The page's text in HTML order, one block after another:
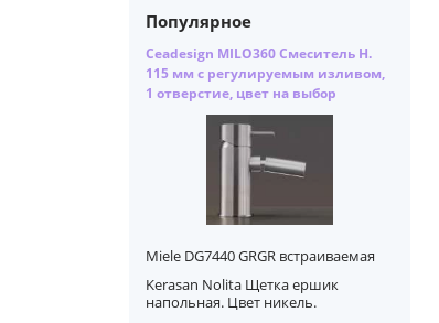
Популярное
Ceadesign MILO360 Смеситель H.
115 мм с регулируемым изливом,
1 отверстие, цвет на выбор
Miele DG7440 GRGR встраиваемая
Kerasan Nolita Щетка ершик
напольная. Цвет никель.